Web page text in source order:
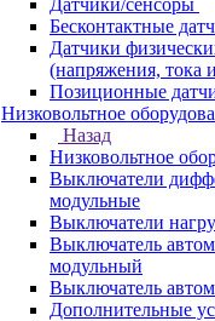
Датчики/сенсоры
Бесконтактные
Датчики
(напряжения, тока
Позиционные
Низковольтное
Назад
Низковольтное
Выключатели
модульные
Выключатели
Выключатель
модульный
Выключатель
Дополнительные